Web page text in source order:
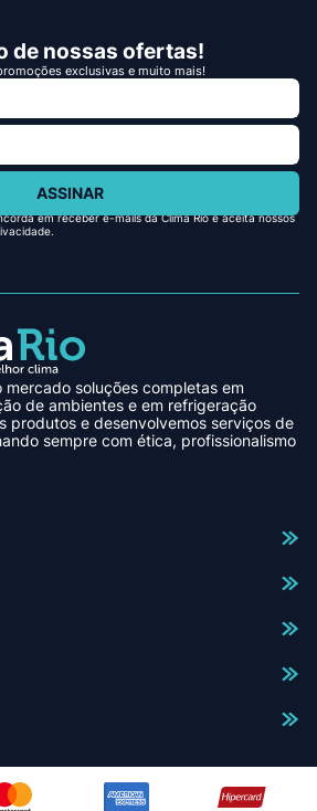
de nossas ofertas!
exclusivas e muito mais!
ASSINAR
em receber e-mails da Clima Rio e aceita nossos
mercado soluções completas em
de ambientes e em refrigeração
produtos e desenvolvemos serviços de
sempre com ética, profissionalismo